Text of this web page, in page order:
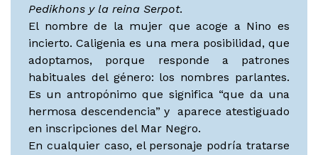
Pedikhons y la reina Serpot.
El nombre de la mujer que acoge a Nino es
incierto. Caligenia es una mera posibilidad, que
adoptamos, porque responde a patrones
habituales del género: los nombres parlantes.
Es un antropónimo que significa “que da una
hermosa descendencia” y aparece atestiguado
en inscripciones del Mar Negro.
En cualquier caso, el personaje podría tratarse